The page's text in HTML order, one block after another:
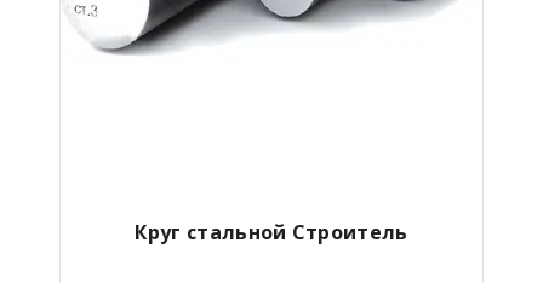
Круг стальной Строитель